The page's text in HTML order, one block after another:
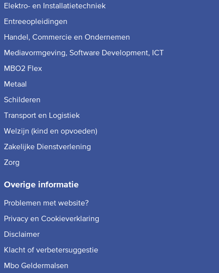
Elektro- en Installatietechniek
Entreeopleidingen
Handel, Commercie en Ondernemen
Mediavormgeving, Software Development, ICT
MBO2 Flex
Metaal
Schilderen
Transport en Logistiek
Welzijn (kind en opvoeden)
Zakelijke Dienstverlening
Zorg
Overige informatie
Problemen met website?
Privacy en Cookieverklaring
Disclaimer
Klacht of verbetersuggestie
Mbo Geldermalsen